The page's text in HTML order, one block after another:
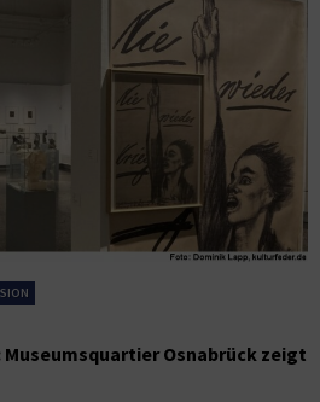
Osnabrück zeigt